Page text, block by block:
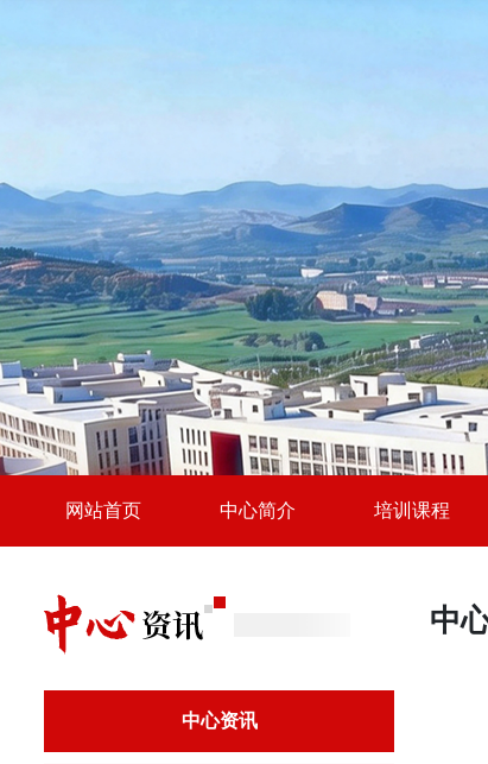
网站首页 中心简介 培训课程
中心资讯
中